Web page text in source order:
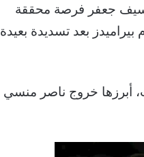
سيف جعفر فرصة محققة
تقدم بيراميدز بعد تسديدة بعيدة
أبرزها خروج ناصر منسي